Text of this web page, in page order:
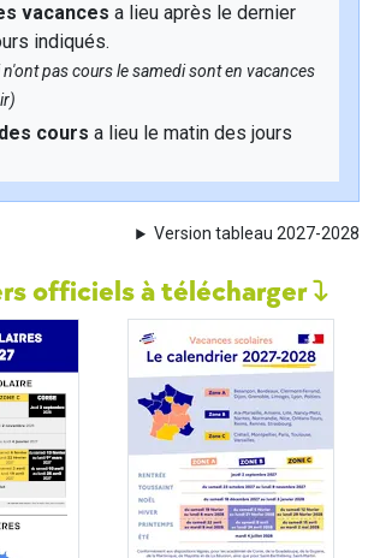
vacances a lieu après le dernier
indiqués.
n'ont pas cours le samedi sont en vacances
cours a lieu le matin des jours
Version tableau 2027-2028
officiels à télécharger